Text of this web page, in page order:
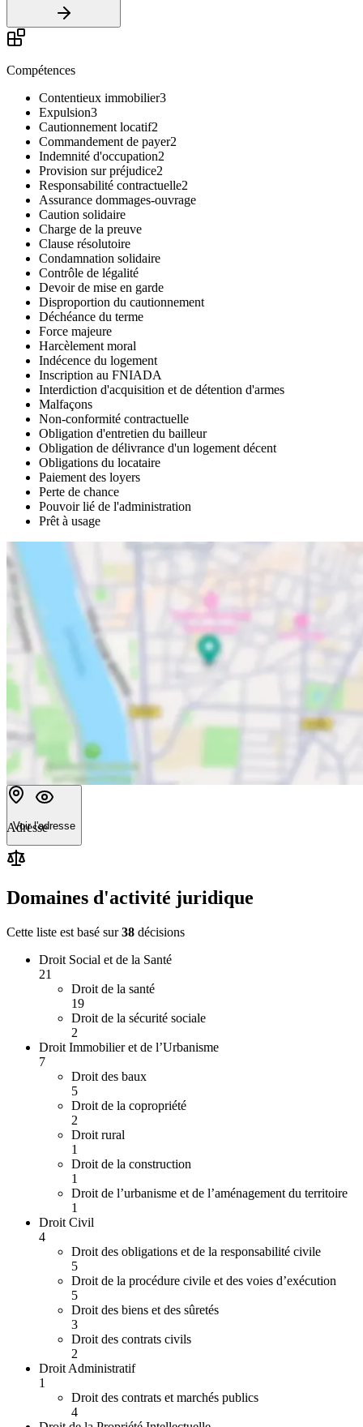
Compétences
Contentieux immobilier3
Expulsion3
Cautionnement locatif2
Commandement de payer2
Indemnité d'occupation2
Provision sur préjudice2
Responsabilité contractuelle2
Assurance dommages-ouvrage
Caution solidaire
Charge de la preuve
Clause résolutoire
Condamnation solidaire
Contrôle de légalité
Devoir de mise en garde
Disproportion du cautionnement
Déchéance du terme
Force majeure
Harcèlement moral
Indécence du logement
Inscription au FNIADA
Interdiction d'acquisition et de détention d'armes
Malfaçons
Non-conformité contractuelle
Obligation d'entretien du bailleur
Obligation de délivrance d'un logement décent
Obligations du locataire
Paiement des loyers
Perte de chance
Pouvoir lié de l'administration
Prêt à usage
Voir l'adresse
Adresse
Domaines d'activité juridique
Cette liste est basé sur 38 décisions
Droit Social et de la Santé
21
Droit de la santé
19
Droit de la sécurité sociale
2
Droit Immobilier et de l’Urbanisme
7
Droit des baux
5
Droit de la copropriété
2
Droit rural
1
Droit de la construction
1
Droit de l’urbanisme et de l’aménagement du territoire
1
Droit Civil
4
Droit des obligations et de la responsabilité civile
5
Droit de la procédure civile et des voies d’exécution
5
Droit des biens et des sûretés
3
Droit des contrats civils
2
Droit Administratif
1
Droit des contrats et marchés publics
4